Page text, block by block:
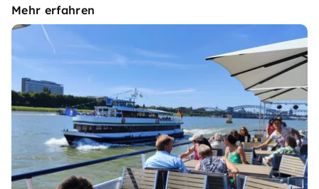
Mehr erfahren